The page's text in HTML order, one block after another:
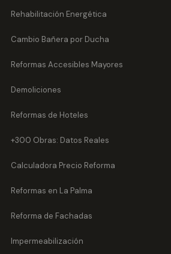
Rehabilitación Energética
Cambio Bañera por Ducha
Reformas Accesibles Mayores
Demoliciones
Reformas de Hoteles
+300 Obras: Datos Reales
Calculadora Precio Reforma
Reformas en La Palma
Reforma de Fachadas
Impermeabilización